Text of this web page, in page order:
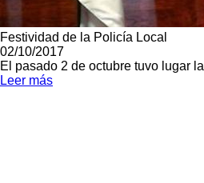
Festividad de la Policía Local
02/10/2017
El pasado 2 de octubre tuvo lugar
Leer más